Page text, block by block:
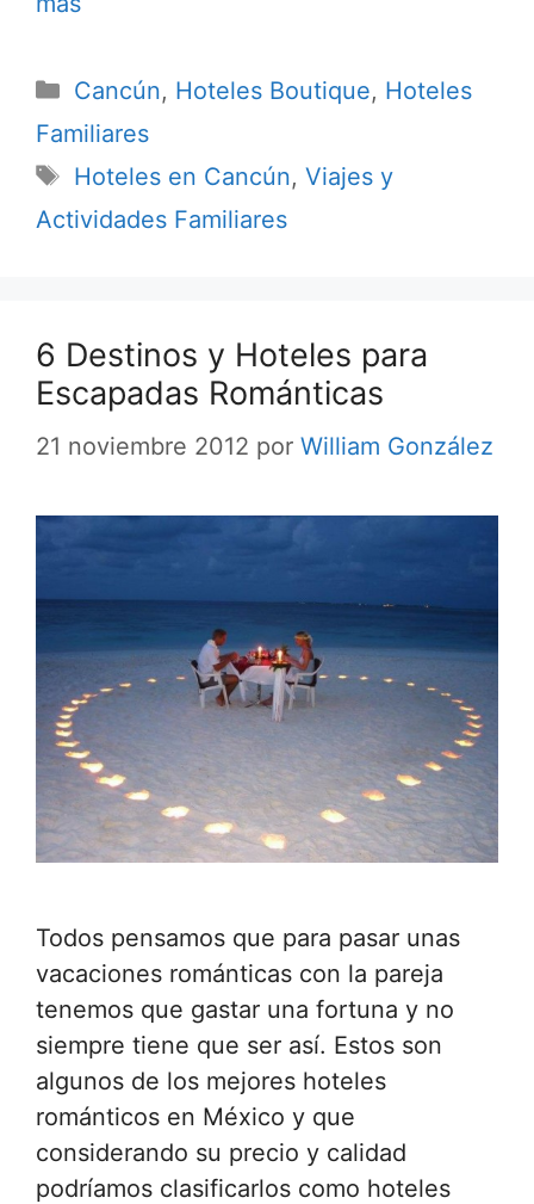
Categorías
Cancún, Hoteles Boutique, Hoteles
Familiares
Etiquetas
Hoteles en Cancún, Viajes y
Actividades Familiares
6 Destinos y Hoteles para
Escapadas Románticas
21 noviembre 2012 por William González
Todos pensamos que para pasar unas
vacaciones románticas con la pareja
tenemos que gastar una fortuna y no
siempre tiene que ser así. Estos son
algunos de los mejores hoteles
románticos en México y que
considerando su precio y calidad
podríamos clasificarlos como hoteles